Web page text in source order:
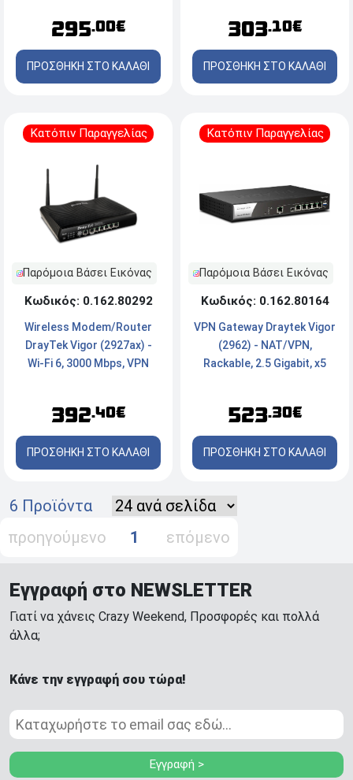
295.00€
ΠΡΟΣΘΗΚΗ ΣΤΟ ΚΑΛΑΘΙ
303.10€
ΠΡΟΣΘΗΚΗ ΣΤΟ ΚΑΛΑΘΙ
Κατόπιν Παραγγελίας
Παρόμοια Βάσει Εικόνας
Κωδικός: 0.162.80292
Wireless Modem/Router
DrayTek Vigor (2927ax) -
Wi-Fi 6, 3000 Mbps, VPN
392.40€
ΠΡΟΣΘΗΚΗ ΣΤΟ ΚΑΛΑΘΙ
Κατόπιν Παραγγελίας
Παρόμοια Βάσει Εικόνας
Κωδικός: 0.162.80164
VPN Gateway Draytek Vigor
(2962) - NAT/VPN,
Rackable, 2.5 Gigabit, x5
523.30€
ΠΡΟΣΘΗΚΗ ΣΤΟ ΚΑΛΑΘΙ
6 Προϊόντα
προηγούμενο
1 επόμενο
Εγγραφή στο NEWSLETTER
Γιατί να χάνεις Crazy Weekend, Προσφορές και πολλά
άλλα;
Κάνε την εγγραφή σου τώρα!
Εγγραφή >